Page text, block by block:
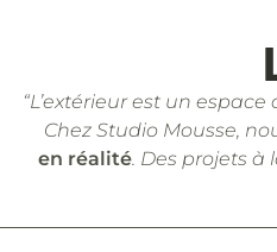
“L’extérieur est un
Chez Studio Mousse,
en réalité. Des projets à